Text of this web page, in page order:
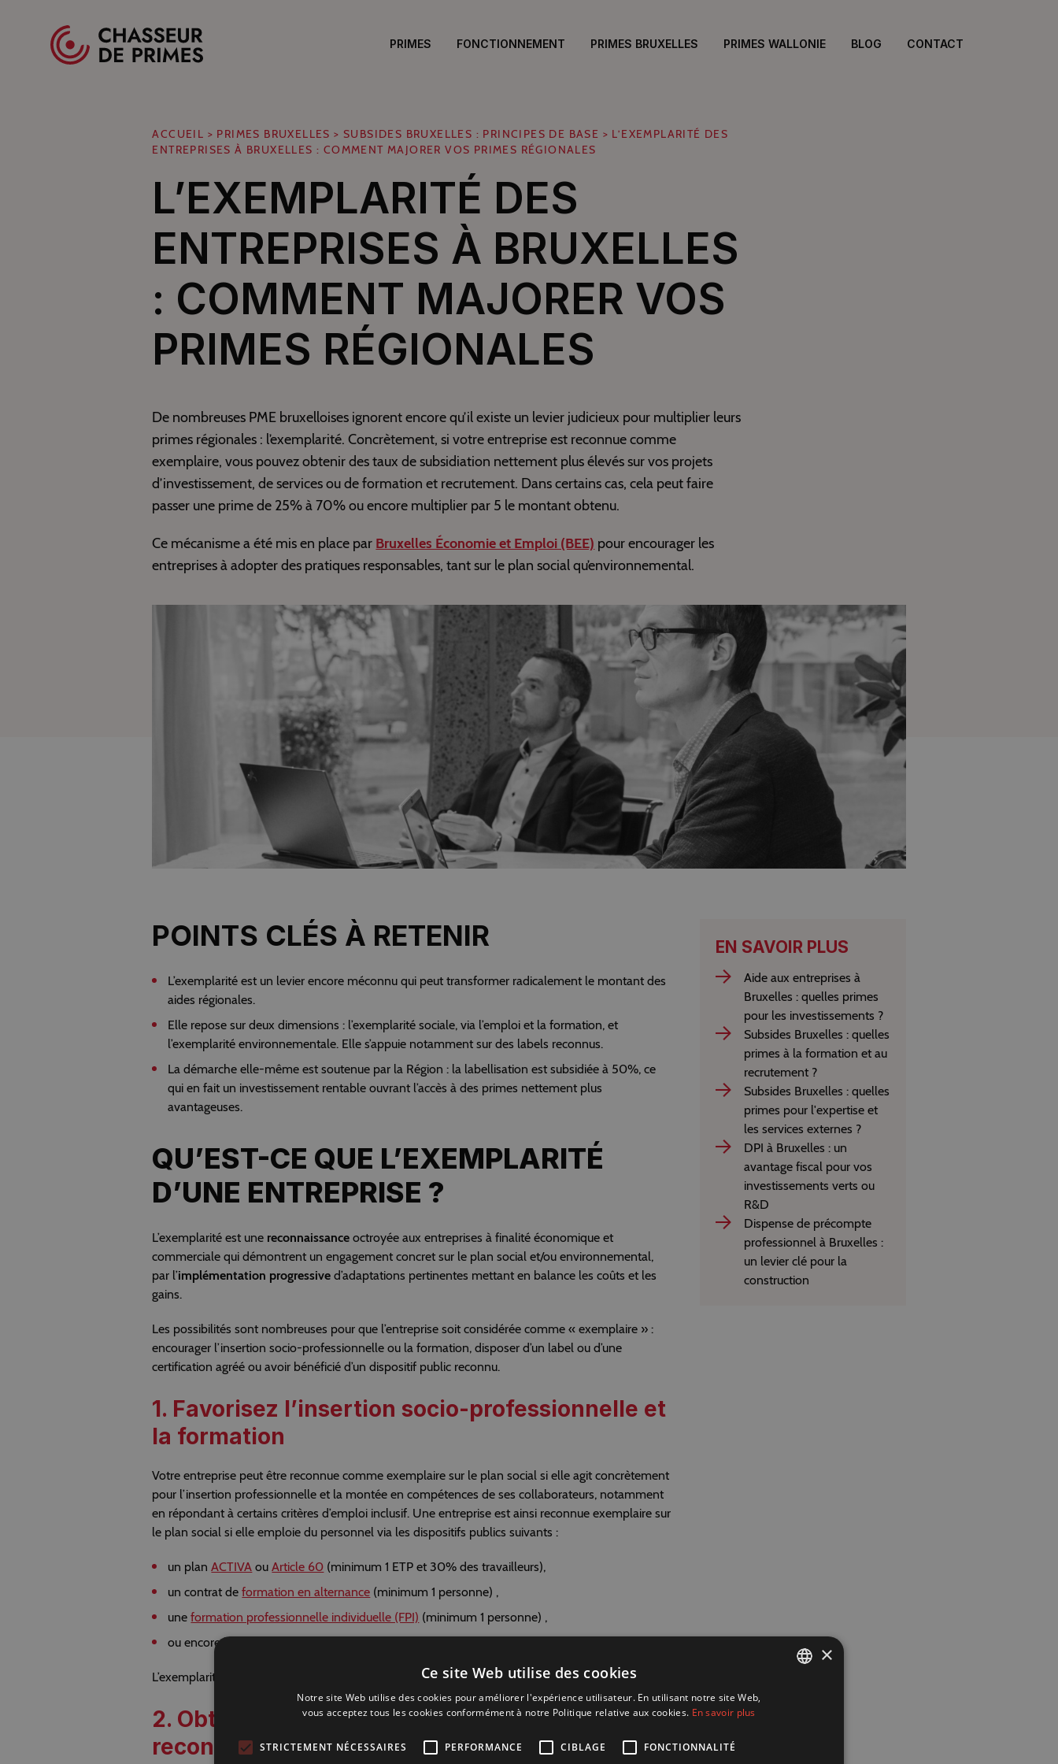
Spécialistes des primes pour professionnels
PRIMES FONCTIONNEMENT PRIMES BRUXELLES PRIMES WALLONIE BLOG CONTACT
ACCUEIL > PRIMES BRUXELLES > SUBSIDES BRUXELLES : PRINCIPES DE BASE > L’EXEMPLARITÉ DES
ENTREPRISES À BRUXELLES : COMMENT MAJORER VOS PRIMES RÉGIONALES
L’EXEMPLARITÉ DES
ENTREPRISES À BRUXELLES
: COMMENT MAJORER VOS
PRIMES RÉGIONALES
De nombreuses PME bruxelloises ignorent encore qu’il existe un levier judicieux pour multiplier leurs
primes régionales : l’exemplarité. Concrètement, si votre entreprise est reconnue comme
exemplaire, vous pouvez obtenir des taux de subsidiation nettement plus élevés sur vos projets
d’investissement, de services ou de formation et recrutement. Dans certains cas, cela peut faire
passer une prime de 25% à 70% ou encore multiplier par 5 le montant obtenu.
Ce mécanisme a été mis en place par Bruxelles Économie et Emploi (BEE) pour encourager les
entreprises à adopter des pratiques responsables, tant sur le plan social qu’environnemental.
POINTS CLÉS À RETENIR
L’exemplarité est un levier encore méconnu qui peut transformer radicalement le montant des
aides régionales.
Elle repose sur deux dimensions : l’exemplarité sociale, via l’emploi et la formation, et
l’exemplarité environnementale. Elle s’appuie notamment sur des labels reconnus.
La démarche elle-même est soutenue par la Région : la labellisation est subsidiée à 50%, ce
qui en fait un investissement rentable ouvrant l’accès à des primes nettement plus
avantageuses.
QU’EST-CE QUE L’EXEMPLARITÉ
D’UNE ENTREPRISE ?
L’exemplarité est une reconnaissance octroyée aux entreprises à finalité économique et
commerciale qui démontrent un engagement concret sur le plan social et/ou environnemental,
par l’implémentation progressived’adaptations pertinentes mettant en balance les coûts et les
gains.
Les possibilités sont nombreuses pour que l’entreprise soit considérée comme « exemplaire » :
encourager l’insertion socio-professionnelle ou la formation, disposer d’un label ou d’une
certification agréé ou avoir bénéficié d’un dispositif public reconnu.
1. Favorisez l’insertion socio-professionnelle et
la formation
Votre entreprise peut être reconnue comme exemplaire sur le plan social si elle agit concrètement
pour l’insertion professionnelle et la montée en compétences de ses collaborateurs, notamment
en répondant à certains critères d’emploi inclusif. Une entreprise est ainsi reconnue exemplaire sur
le plan social si elle emploie du personnel via les dispositifs publics suivants :
un planACTIVA ouArticle 60 (minimum 1 ETP et 30% des travailleurs),
un contrat deformation en alternance (minimum 1 personne) ,
uneformation professionnelle individuelle (FPI) (minimum 1 personne) ,
ou encore l’accueil d’un
L’exemplarité sociale peut également être inclue dans des labels spécifiques.
2. Obtenez un label ou une certification
reconnue
EN SAVOIR PLUS
Aide aux entreprises à
Bruxelles : quelles primes
pour les investissements ?
Subsides Bruxelles : quelles
primes à la formation et au
recrutement ?
Subsides Bruxelles : quelles
primes pour l'expertise et
les services externes ?
DPI à Bruxelles : un
avantage fiscal pour vos
investissements verts ou
R&D
Dispense de précompte
professionnel à Bruxelles :
un levier clé pour la
construction
×
Ce site Web utilise des cookies
Notre site Web utilise des cookies pour améliorer l'expérience utilisateur. En utilisant notre site Web,
vous acceptez tous les cookies conformément à notre Politique relative aux cookies. En savoir plus
STRICTEMENT NÉCESSAIRES PERFORMANCE CIBLAGE FONCTIONNALITÉ